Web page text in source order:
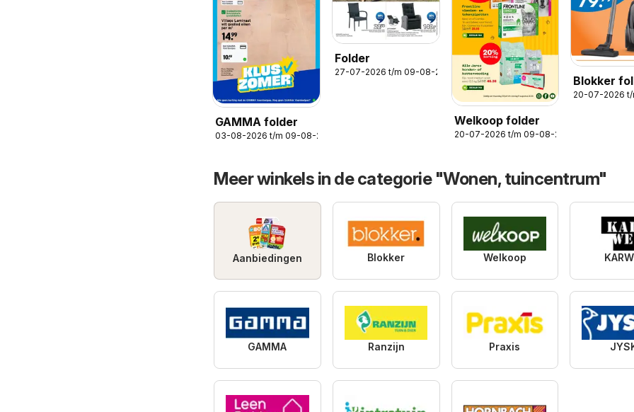
GAMMA folder
03-08-2026 t/m 09-08-2026
Folder
27-07-2026 t/m 09-08-2026
Welkoop folder
20-07-2026 t/m 09-08-2026
Blokker
20-07-2026
Meer winkels in de categorie "Wonen, tuincentrum"
Aanbiedingen Blokker Welkoop
GAMMA Ranzijn Praxis